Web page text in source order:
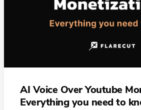
AI Voice Over Youtube
Everything you need to